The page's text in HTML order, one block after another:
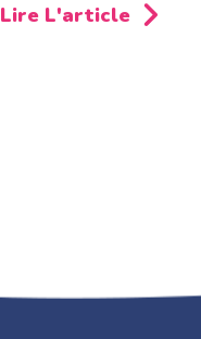
Lire L'article